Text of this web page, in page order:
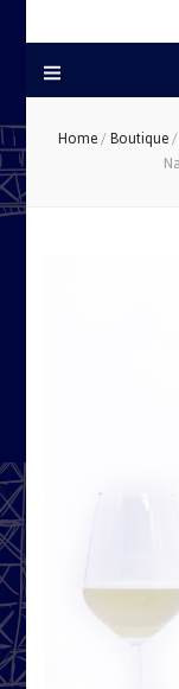
Home/Boutique/